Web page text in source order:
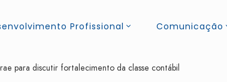
Profissional Comunicação
para discutir fortalecimento da classe contábil